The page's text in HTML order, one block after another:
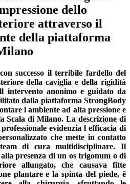
dello
attraverso il
della piattaforma
successo il terribile fardello del
della caviglia e della rigidità
intervento anonimo e guidato da
dalla piattaforma StrongBody
l ambiente ad alta pressione e
Scala di Milano. La descrizione di
evidenzia l efficacia di
che mette in contatto
di cura multidisciplinare. Il
presenza di un os trigonum o di
allungato, che causava fitte
plantare e la spinta del piede, è